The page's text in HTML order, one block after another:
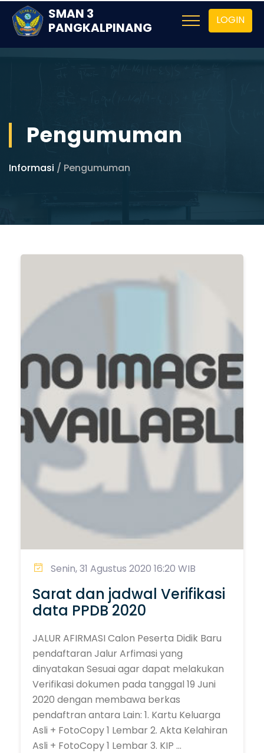
SMAN 3
PANGKALPINANG
LOGIN
Pengumuman
Informasi / Pengumuman
Senin, 31 Agustus 2020 16:20 WIB
Sarat dan jadwal Verifikasi
data PPDB 2020
JALUR AFIRMASI Calon Peserta Didik Baru
pendaftaran Jalur Arfimasi yang
dinyatakan Sesuai agar dapat melakukan
Verifikasi dokumen pada tanggal 19 Juni
2020 dengan membawa berkas
pendaftran antara Lain: 1. Kartu Keluarga
Asli + FotoCopy 1 Lembar 2. Akta Kelahiran
Asli + FotoCopy 1 Lembar 3. KIP ...